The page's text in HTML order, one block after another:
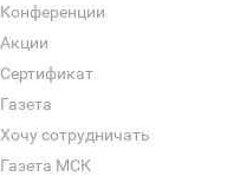
Конференции
Акции
Сертификат
Газета
Хочу сотрудничать
Газета МСК